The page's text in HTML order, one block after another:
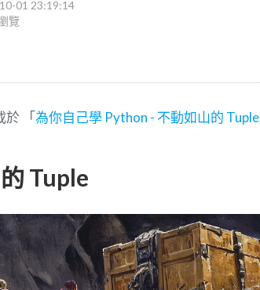
01 23:19:14
覽
於 「為你自己學 Python - 不動如山的 Tuple
Tuple